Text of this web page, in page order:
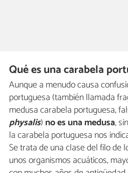
Qué es una carabela
Aunque a menudo causa
portuguesa (también llamada
medusa carabela portuguesa,
physalis) no es una medusa,
la carabela portuguesa nos
Se trata de una clase del filo de
unos organismos acuáticos,